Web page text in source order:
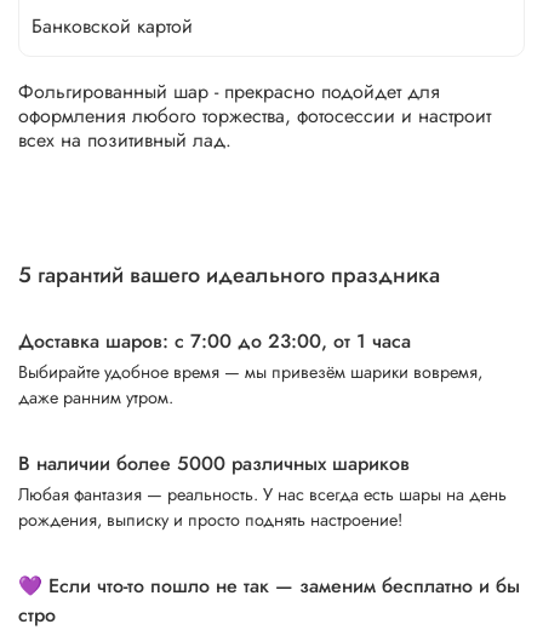
Банковской картой
Фольгированный шар - прекрасно подойдет для
оформления любого торжества, фотосессии и настроит
всех на позитивный лад.
5 гарантий вашего идеального праздника
Доставка шаров: с 7:00 до 23:00, от 1 часа
Выбирайте удобное время — мы привезём шарики вовремя,
даже ранним утром.
В наличии более 5000 различных шариков
Любая фантазия — реальность. У нас всегда есть шары на день
рождения, выписку и просто поднять настроение!
💜 Если что-то пошло не так — заменим бесплатно и бы
стро